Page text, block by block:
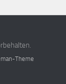
Theme